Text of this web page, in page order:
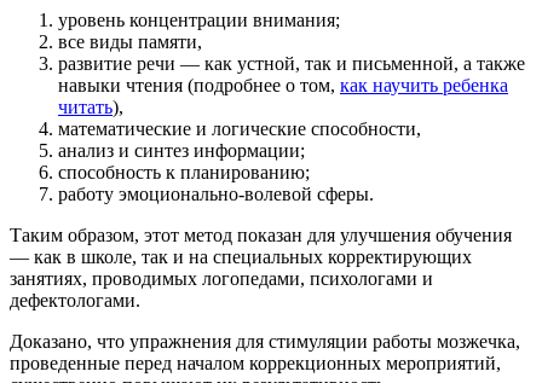
уровень концентрации внимания;
все виды памяти,
развитие речи — как устной, так и письменной, а также
навыки чтения (подробнее о том, как научить ребенка
читать),
математические и логические способности,
анализ и синтез информации;
способность к планированию;
работу эмоционально-волевой сферы.
Таким образом, этот метод показан для улучшения обучения
— как в школе, так и на специальных корректирующих
занятиях, проводимых логопедами, психологами и
дефектологами.
Доказано, что упражнения для стимуляции работы мозжечка,
проведенные перед началом коррекционных мероприятий,